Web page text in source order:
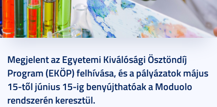
Megjelent az Egyetemi Kiválósági Ösztöndíj
Program (EKÖP) felhívása, és a pályázatok május
15-től június 15-ig benyújthatóak a Moduolo
rendszerén keresztül.